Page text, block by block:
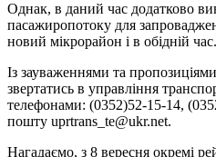
Однак, в даний час додатково
пасажиропотоку для
новий мiкрорайон i в обiднiй час.
Iз зауваженнями та
звертатись в управлiння
телефонами: (0352)52-15-14,
пошту uprtrans_te@ukr.net.
Нагадаємо, з 8 вересня окремi